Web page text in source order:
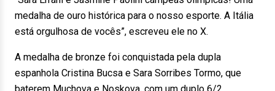
medalha de ouro histórica para o nosso esporte. A Itália
está orgulhosa de vocês”, escreveu ele no X.
A medalha de bronze foi conquistada pela dupla
espanhola Cristina Bucsa e Sara Sorribes Tormo, que